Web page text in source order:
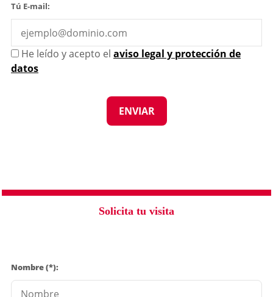
Solicita tu visita
Nombre (*):
Tú E-mail:
He leído y acepto el aviso legal y protección de
datos